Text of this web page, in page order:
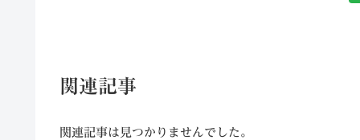
関連記事
関連記事は見つかりませんでした。